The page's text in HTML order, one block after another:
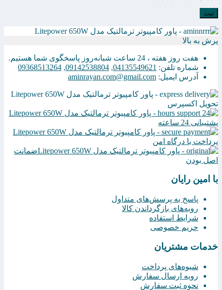
پرش به بالا
هفت روز هفته ، 24 ساعت شبانه‌روز پاسخگوی شما هستیم.
شماره تلفن: 04135549621
,
09142538804
,
09368513264
آدرس ایمیل: aminrayan.com@gmail.com
تحویل اکسپرس
پشتیبانی 24 ساعته
پرداخت با درگاه امن
ضمانت
اصل بودن
با امین رایان
پاسخ به پرسش‌های متداول
رویه‌های بازگرداندن کالا
شرایط استفاده
حریم خصوصی
خدمات مشتریان
شیوه‌های پرداخت
رویه ارسال سفارش
نحوه ثبت سفارش